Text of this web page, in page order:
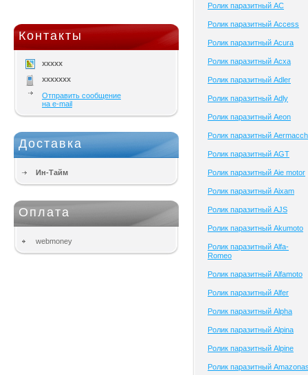
Контакты
xxxxx
xxxxxxx
Отправить сообщение
на e-mail
Доставка
Ин-Тайм
Оплата
webmoney
Ролик паразитный AC
Ролик паразитный Access
Ролик паразитный Acura
Ролик паразитный Acxa
Ролик паразитный Adler
Ролик паразитный Adly
Ролик паразитный Aeon
Ролик паразитный
Ролик паразитный AGT
Ролик паразитный Aie motor
Ролик паразитный Aixam
Ролик паразитный AJS
Ролик паразитный Akumoto
Ролик паразитный Alfa-
Romeo
Ролик паразитный Alfamoto
Ролик паразитный Alfer
Ролик паразитный Alpha
Ролик паразитный Alpina
Ролик паразитный Alpine
Ролик паразитный